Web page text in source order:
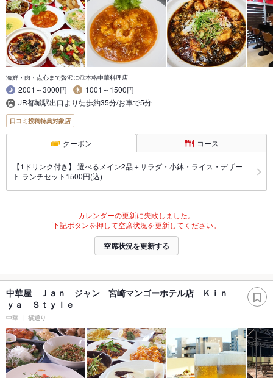
海鮮・肉・点心まで贅沢に◎本格中華料理店
2001～3000円
1001～1500円
JR都城駅出口より徒歩約35分/お車で5分
口コミ投稿特典対象店
クーポン コース
【1ドリンク付き】 選べるメイン2品＋サラダ・小鉢・ライス・デザー
ト ランチセット1500円(込)
カレンダーの更新に失敗しました。
下記ボタンを押して空席状況を更新してください。
空席状況を更新する
中華屋 Ｊａｎ ジャン 宮崎マンゴーホテル店 Ｋｉｎ
ｙａ Ｓｔｙｌｅ
中華 橘通り